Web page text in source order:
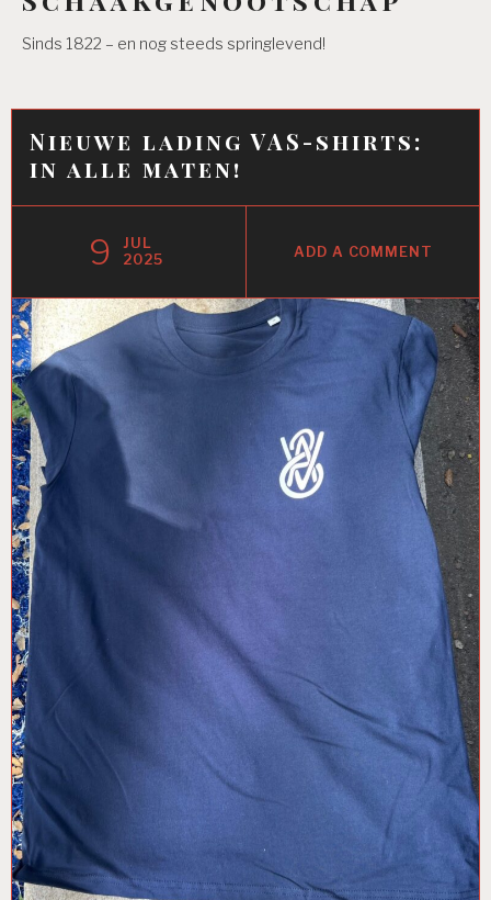
Sinds 1822 – en nog steeds springlevend!
Nieuwe lading VAS-shirts:
in alle maten!
9
JUL
2025
ADD A COMMENT